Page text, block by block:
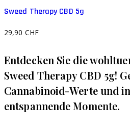
Sweed Therapy CBD 5g
29,90 CHF
Entdecken Sie die
Sweed Therapy CBD 5g!
Cannabinoid-Werte und
entspannende Momente.